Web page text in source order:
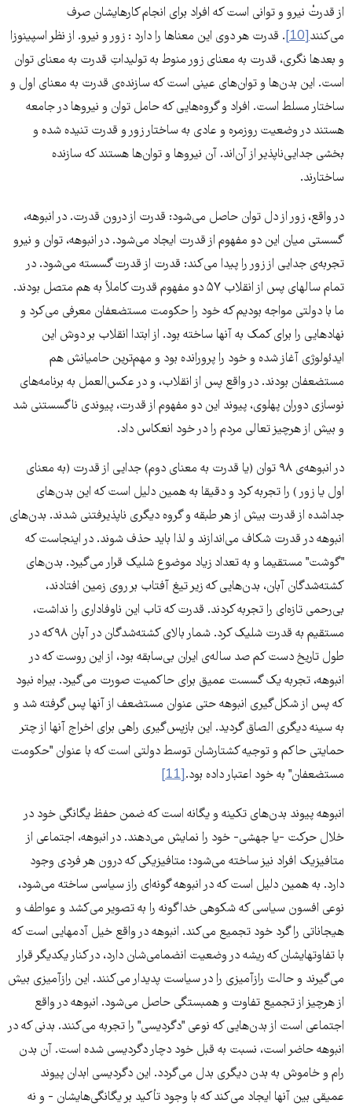
از قدرتْ نیرو و توانی است که افراد برای انجام کارهایشان صرف
می‌کنند[10]
. قدرت هر دوی این معناها را دارد : زور و نیرو. از نظر اسپینوزا
و بعدها نگری، قدرت به معنای زور منوط به تولیداتِ قدرت به معنای توان
است. این بدن‌ها و توان‌های عینی است که سازنده‌ی قدرت به معنای اول و
ساختار مسلط است. افراد و گروه‌هایی که حامل توان و نیروها در جامعه
هستند در وضعیت روزمره و عادی به ساختار زور و قدرت تنیده شده و
بخشی جدایی‌ناپذیر از آن‌اند. آن نیروها و توان‌ها هستند که سازنده
ساختارند.
در واقع، زور از دل توان حاصل می‌شود: قدرت از درون قدرت. در انبوهه،
گسستی میان این دو مفهوم از قدرت ایجاد می‌شود. در انبوهه، توان و نیرو
تجربه‌ی جدایی از زور را پیدا می‌کند: قدرت از قدرت گسسته می‌شود. در
تمام سالهای پس از انقلاب ۵٧ دو مفهوم قدرت کاملاً به هم متصل بودند.
ما با دولتی مواجه بودیم که خود را حکومت مستضعفان معرفی می‌کرد و
نهادهایی را برای کمک به آنها ساخته بود. از ابتدا انقلاب بر دوش این
ایدئولوژی آغاز شده و خود را پرورانده بود و مهم‌ترین حامیانش هم
مستضعفان بودند. در واقع پس از انقلاب، و در عکس‌العمل به برنامه‌های
نوسازی دوران پهلوی، پیوند این دو مفهوم از قدرت، پیوندی ناگسستنی شد
و بیش از هرچیز تعالی مردم را در خود انعکاس داد.
در انبوهه‌ی ٩٨ توان (یا قدرت به معنای دوم) جدایی از قدرت (به معنای
اول یا زور ) را تجربه کرد و دقیقا به همین دلیل است که این بدن‌های
جداشده از قدرت بیش از هر طبقه و گروه دیگری ناپذیرفتنی‌ شدند. بدن‌های
انبوهه در قدرت شکاف می‌اندازند و لذا باید حذف شوند. در اینجاست که
"گوشت" مستقیما و به تعداد زیاد موضوع شلیک قرار می‌گیرد. بدن‌های
کشته‌شدگان آبان، بدن‌هایی که زیر تیغ آفتاب بر روی زمین افتادند،
بی‌رحمی تازه‌ای را تجربه کردند. قدرت که تاب این ناوفاداری را نداشت،
مستقیم به قدرت شلیک کرد. شمار بالای کشته‌شدگان در آبان ۹۸که در
طول تاریخ دست کم صد ساله‌ی ایران بی‌سابقه بود، از این روست که در
انبوهه، تجربه یک گسست عمیق برای حاکمیت صورت می‌گیرد. بیراه نبود
که پس از شکل‌گیری انبوهه حتی عنوان مستضعف از آنها پس گرفته شد و
به سینه دیگری الصاق گردید. این بازپس‌گیری راهی برای اخراج آنها از چتر
حمایتی حاکم و توجیه کشتارشان توسط دولتی است که با عنوان "حکومت
مستضعفان" به خود اعتبار داده بود.[11]
انبوهه پیوند بدن‌های تکینه و یگانه است که ضمن حفظ یگانگی خود در
خلال حرکت -یا جهشی- خود را نمایش می‌دهند. در انبوهه، اجتماعی از
متافیزیک افراد نیز ساخته می‌شود؛ متافیزیکی که درون هر فردی وجود
دارد. به همین دلیل است که در انبوهه گونه‌ای راز سیاسی ساخته می‌شود،
نوعی افسون سیاسی که شکوهی خداگونه را به تصویر می‌کشد و عواطف و
هیجاناتی را گرد خود تجمیع می‌کند. انبوهه در واقع خیل آدمهایی است که
با تفاوتهایشان که ریشه در وضعیت انضمامی‌شان دارد، در کنار یکدیگر قرار
می‌گیرند و حالت رازآمیزی را در سیاست پدیدار می‌کنند. این رازآمیزی بیش
از هرچیز از تجمیع تفاوت و همبستگی حاصل می‌شود. انبوهه در واقع
اجتماعی است از بدن‌هایی که نوعی "دگردیسی" را تجربه می‌کنند. بدنی که در
انبوهه حاضر است، نسبت به قبل خود دچار دگردیسی شده است. آن بدن
رام و خاموش به بدن دیگری بدل می‌گردد. این دگردیسی ابدان پیوند
عمیقی بین آنها ایجاد می‌کند که با وجود تأکید بر یگانگی‌هایشان - و نه